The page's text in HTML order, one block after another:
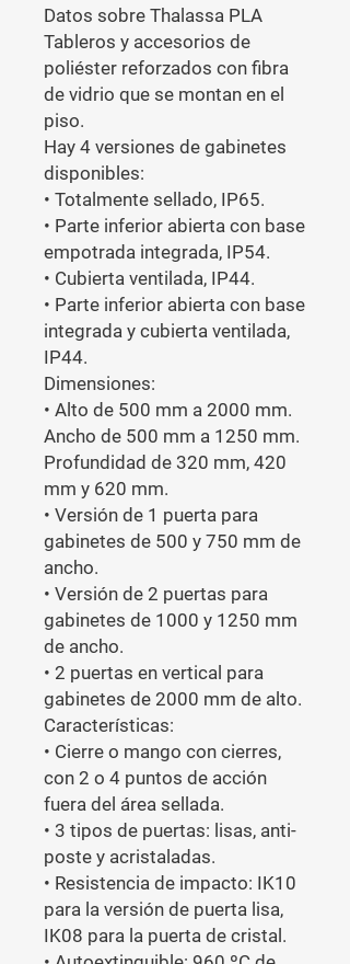
Datos sobre Thalassa PLA
Tableros y accesorios de
poliéster reforzados con fibra
de vidrio que se montan en el
piso.
Hay 4 versiones de gabinetes
disponibles:
• Totalmente sellado, IP65.
• Parte inferior abierta con base
empotrada integrada, IP54.
• Cubierta ventilada, IP44.
• Parte inferior abierta con base
integrada y cubierta ventilada,
IP44.
Dimensiones:
• Alto de 500 mm a 2000 mm.
Ancho de 500 mm a 1250 mm.
Profundidad de 320 mm, 420
mm y 620 mm.
• Versión de 1 puerta para
gabinetes de 500 y 750 mm de
ancho.
• Versión de 2 puertas para
gabinetes de 1000 y 1250 mm
de ancho.
• 2 puertas en vertical para
gabinetes de 2000 mm de alto.
Características:
• Cierre o mango con cierres,
con 2 o 4 puntos de acción
fuera del área sellada.
• 3 tipos de puertas: lisas, anti-
poste y acristaladas.
• Resistencia de impacto: IK10
para la versión de puerta lisa,
IK08 para la puerta de cristal.